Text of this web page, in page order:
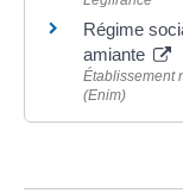
Régime
amiante
Établissement
(Enim)